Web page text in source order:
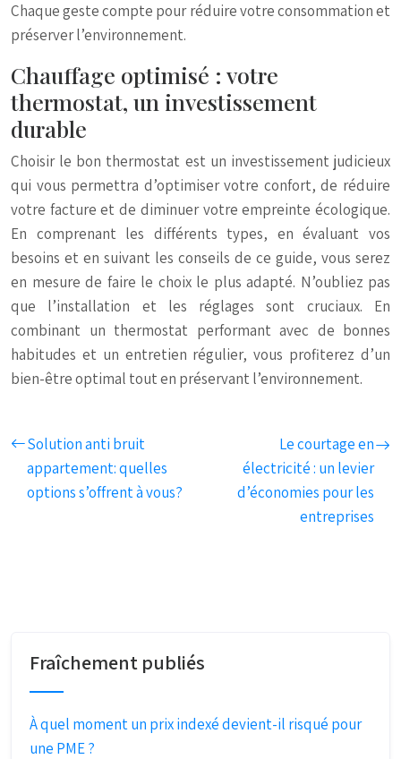
Chaque geste compte pour réduire votre consommation et
préserver l’environnement.
Chauffage optimisé : votre
thermostat, un investissement
durable
Choisir le bon thermostat est un investissement judicieux
qui vous permettra d’optimiser votre confort, de réduire
votre facture et de diminuer votre empreinte écologique.
En comprenant les différents types, en évaluant vos
besoins et en suivant les conseils de ce guide, vous serez
en mesure de faire le choix le plus adapté. N’oubliez pas
que l’installation et les réglages sont cruciaux. En
combinant un thermostat performant avec de bonnes
habitudes et un entretien régulier, vous profiterez d’un
bien-être optimal tout en préservant l’environnement.
Solution anti bruit
appartement: quelles
options s’offrent à vous?
Le courtage en
électricité : un levier
d’économies pour les
entreprises
Fraîchement publiés
À quel moment un prix indexé devient-il risqué pour
une PME ?